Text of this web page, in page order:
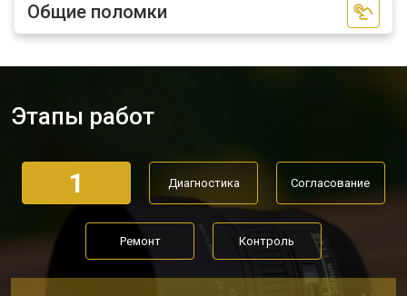
Общие поломки
Этапы работ
1 Диагностика Согласование
Ремонт Контроль